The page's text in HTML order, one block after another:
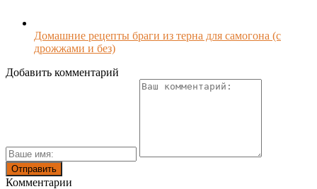
Домашние рецепты браги из терна для самогона (с
дрожжами и без)
Добавить комментарий
Комментарии